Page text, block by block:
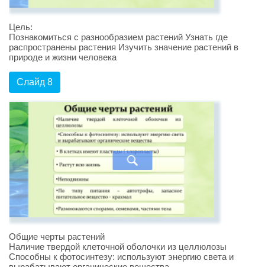
Цель:
Познакомиться с разнообразием растений Узнать где
распространены растения Изучить значение растений в
природе и жизни человека
Слайд 8
Общие черты растений
Наличие твердой клеточной оболочки из целлюлозы
Способны к фотосинтезу: используют энергию света и